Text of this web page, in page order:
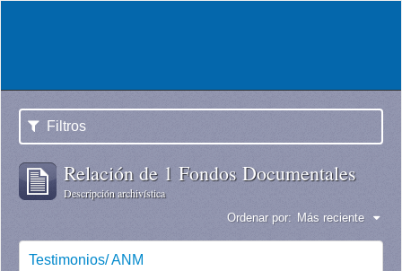
Filtros
Relación de 1 Fondos Documentales
Descripción archivística
Ordenar por: Más reciente
Testimonios/ ANM